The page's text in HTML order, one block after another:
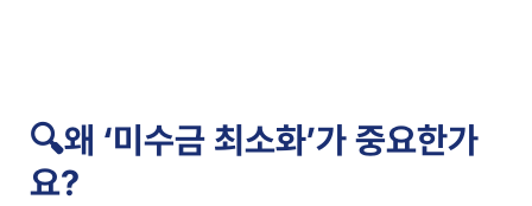
🔍왜 ‘미수금 최소화’가 중요한가
요?